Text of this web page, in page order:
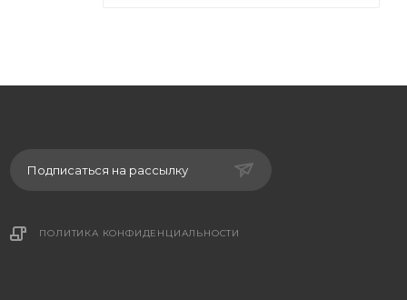
Подписаться на рассылку
ПОЛИТИКА КОНФИДЕНЦИАЛЬНОСТИ